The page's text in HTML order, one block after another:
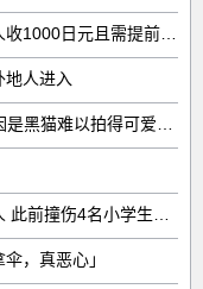
人进入
，真恶心」